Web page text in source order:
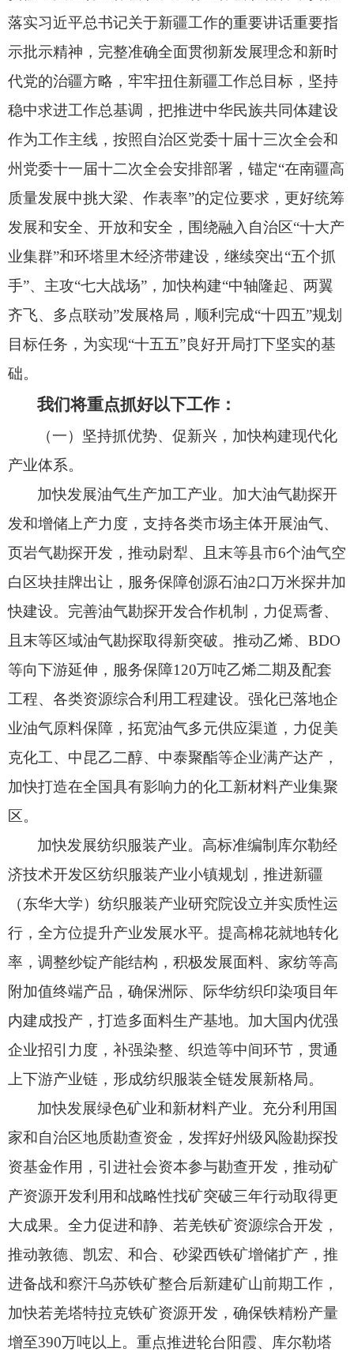
落实习近平总书记关于新疆工作的重要讲话重要指
示批示精神， 完整准确全面贯彻新发展理念和新时
代党的治疆方略， 牢牢扭住新疆工作总目标， 坚持
稳中求进工作总基调， 把推进中华民族共同体建设
作为工作主线， 按照自治区党委十届十三次全会和
州党委十一届十二次全会安排部署， 锚定“在南疆高
质量发展中挑大梁、 作表率”的定位要求， 更好统筹
发展和安全、 开放和安全， 围绕融入自治区“十大产
业集群”和环塔里木经济带建设， 继续突出“五个抓
手”、 主攻“七大战场”， 加快构建“中轴隆起、 两翼
齐飞、 多点联动”发展格局， 顺利完成“十四五”规划
目标任务， 为实现“十五五”良好开局打下坚实的基
础。
我们将重点抓好以下工作：
（一）坚持抓优势、促新兴，加快构建现代化
产业体系。
加快发展油气生产加工产业。 加大油气勘探开
发和增储上产力度， 支持各类市场主体开展油气、
页岩气勘探开发， 推动尉犁、
且末等县市6个油气空
白区块挂牌出让， 服务保障创源石油2口万米探井加
快建设。 完善油气勘探开发合作机制， 力促焉耆、
且末等区域油气勘探取得新突破。 推动乙烯、 BDO
等向下游延伸， 服务保障120万吨乙烯二期及配套
工程、 各类资源综合利用工程建设。 强化已落地企
业油气原料保障， 拓宽油气多元供应渠道， 力促美
克化工、 中昆乙二醇、 中泰聚酯等企业满产达产，
加快打造在全国具有影响力的化工新材料产业集聚
区。
加快发展纺织服装产业。高标准编制库尔勒经
济技术开发区纺织服装产业小镇规划， 推进新疆
（东华大学）纺织服装产业研究院设立并实质性运
行， 全方位提升产业发展水平。 提高棉花就地转化
率， 调整纱锭产能结构， 积极发展面料、 家纺等高
附加值终端产品， 确保洲际、 际华纺织印染项目年
内建成投产， 打造多面料生产基地。 加大国内优强
企业招引力度， 补强染整、 织造等中间环节， 贯通
上下游产业链， 形成纺织服装全链发展新格局。
加快发展绿色矿业和新材料产业。 充分利用国
家和自治区地质勘查资金， 发挥好州级风险勘探投
资基金作用， 引进社会资本参与勘查开发， 推动矿
产资源开发利用和战略性找矿突破三年行动取得更
大成果。 全力促进和静、 若羌铁矿资源综合开发，
推动敦德、 凯宏、 和合、 砂梁西铁矿增储扩产， 推
进备战和察汗乌苏铁矿整合后新建矿山前期工作，
加快若羌塔特拉克铁矿资源开发， 确保铁精粉产量
增至390万吨以上。 重点推进轮台阳霞、 库尔勒塔